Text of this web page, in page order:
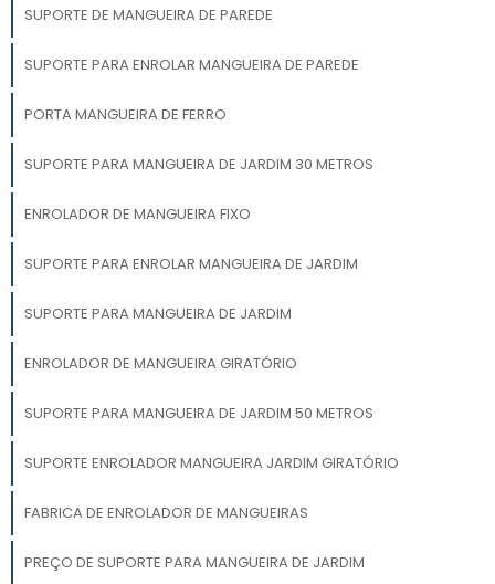
SUPORTE DE MANGUEIRA DE PAREDE
SUPORTE PARA ENROLAR MANGUEIRA DE PAREDE
PORTA MANGUEIRA DE FERRO
SUPORTE PARA MANGUEIRA DE JARDIM 30 METROS
ENROLADOR DE MANGUEIRA FIXO
SUPORTE PARA ENROLAR MANGUEIRA DE JARDIM
SUPORTE PARA MANGUEIRA DE JARDIM
ENROLADOR DE MANGUEIRA GIRATÓRIO
SUPORTE PARA MANGUEIRA DE JARDIM 50 METROS
SUPORTE ENROLADOR MANGUEIRA JARDIM GIRATÓRIO
FABRICA DE ENROLADOR DE MANGUEIRAS
PREÇO DE SUPORTE PARA MANGUEIRA DE JARDIM